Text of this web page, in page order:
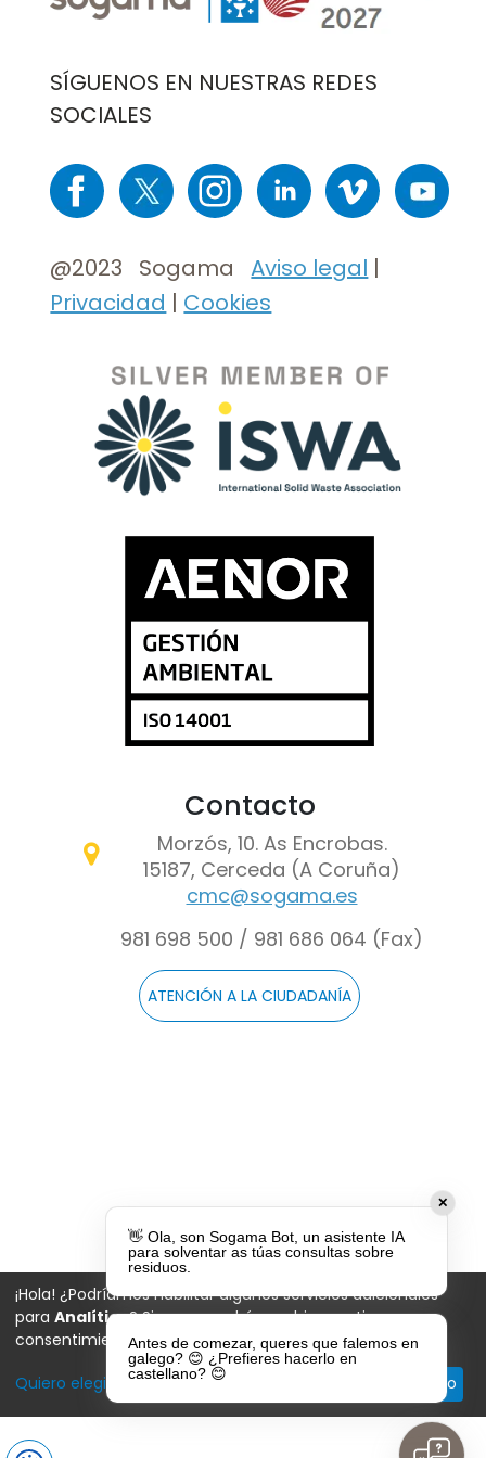
SÍGUENOS EN NUESTRAS REDES
SOCIALES
Imaxe Imaxe Imaxe Imaxe Imaxe Imaxe
@2023 SogamaAviso legal |
Privacidad | Cookies
Contacto
Morzós, 10. As Encrobas.
15187, Cerceda (A Coruña)
cmc@sogama.es
981 698 500 / 981 686 064 (Fax)
ATENCIÓN A LA CIUDADANÍA
✕
👋 Ola, son Sogama Bot, un asistente IA
para solventar as túas consultas sobre
residuos.
Antes de comezar, queres que falemos en
galego? 😊 ¿Prefieres hacerlo en
castellano? 😊
¡Hola! ¿Podríamos habilitar algunos servicios adicionales
para Analítica? Siempre podrá cambiar o retirar su
consentimiento más tarde.
Quiero elegir De acuerdo